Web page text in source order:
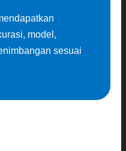
model,
sesuai